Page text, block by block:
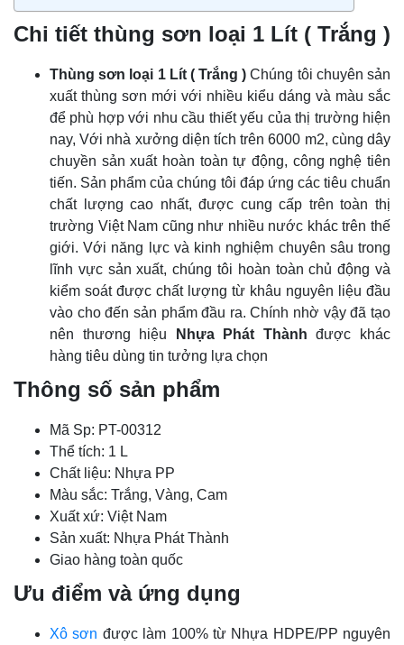
Chi tiết thùng sơn loại 1 Lít ( Trắng )
Thùng sơn loại 1 Lít ( Trắng ) Chúng tôi chuyên sản
xuất thùng sơn mới với nhiều kiểu dáng và màu sắc
để phù hợp với nhu cầu thiết yếu của thị trường hiện
nay, Với nhà xưởng diện tích trên 6000 m2, cùng dây
chuyền sản xuất hoàn toàn tự động, công nghệ tiên
tiến. Sản phẩm của chúng tôi đáp ứng các tiêu chuẩn
chất lượng cao nhất, được cung cấp trên toàn thị
trường Việt Nam cũng như nhiều nước khác trên thế
giới. Với năng lực và kinh nghiệm chuyên sâu trong
lĩnh vực sản xuất, chúng tôi hoàn toàn chủ động và
kiểm soát được chất lượng từ khâu nguyên liệu đầu
vào cho đến sản phẩm đầu ra. Chính nhờ vậy đã tạo
nên thương hiệu
Nhựa Phát Thànhđược khác
hàng tiêu dùng tin tưởng lựa chọn
Thông số sản phẩm
Mã Sp: PT-00312
Thể tích: 1 L
Chất liệu: Nhựa PP
Màu sắc: Trắng, Vàng, Cam
Xuất xứ: Việt Nam
Sản xuất: Nhựa Phát Thành
Giao hàng toàn quốc
Ưu điểm và ứng dụng
Xô sơn được làm 100% từ Nhựa HDPE/PP nguyên